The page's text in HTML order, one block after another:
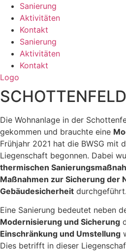
Sanierung
Aktivitäten
Kontakt
Sanierung
Aktivitäten
Kontakt
Logo
Die Wohnanlage in der
gekommen und brauchte eine
Frühjahr 2021 hat die BWSG mit
Liegenschaft begonnen. Dabei
thermischen
Maßnahmen zur Sicherung der
Gebäudesicherheit durchgeführt.
Eine Sanierung bedeutet neben
Modernisierung und Sicherung
Einschränkung und Umstellung
Dies betrifft in dieser